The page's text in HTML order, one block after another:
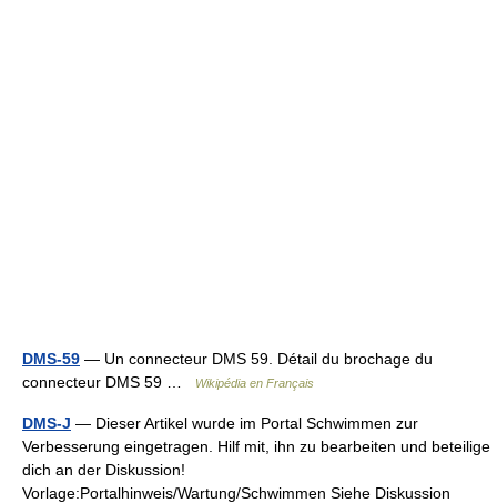
DMS-59 — Un connecteur DMS 59. Détail du brochage du
connecteur DMS 59 …
Wikipédia en Français
DMS-J — Dieser Artikel wurde im Portal Schwimmen zur
Verbesserung eingetragen. Hilf mit, ihn zu bearbeiten und beteilige
dich an der Diskussion!
Vorlage:Portalhinweis/Wartung/Schwimmen Siehe Diskussion